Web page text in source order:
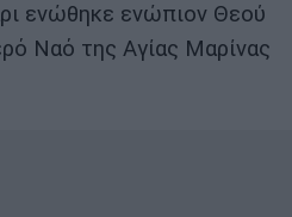
ενώθηκε ενώπιον Θεού
Ναό της Αγίας Μαρίνας